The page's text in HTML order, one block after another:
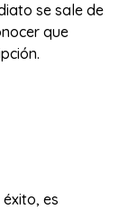
se sale de
que
es